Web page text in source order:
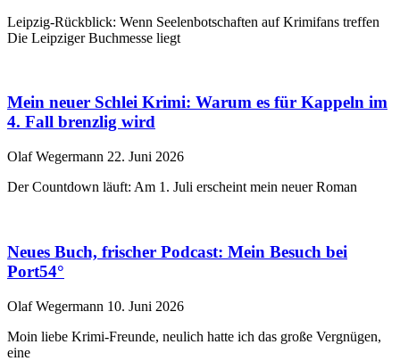
Leipzig-Rückblick: Wenn Seelenbotschaften auf Krimifans treffen
Die Leipziger Buchmesse liegt
Mein neuer Schlei Krimi: Warum es für Kappeln im
4. Fall brenzlig wird
Olaf Wegermann 22. Juni 2026
Der Countdown läuft: Am 1. Juli erscheint mein neuer Roman
Neues Buch, frischer Podcast: Mein Besuch bei
Port54°
Olaf Wegermann 10. Juni 2026
Moin liebe Krimi-Freunde, neulich hatte ich das große Vergnügen,
eine